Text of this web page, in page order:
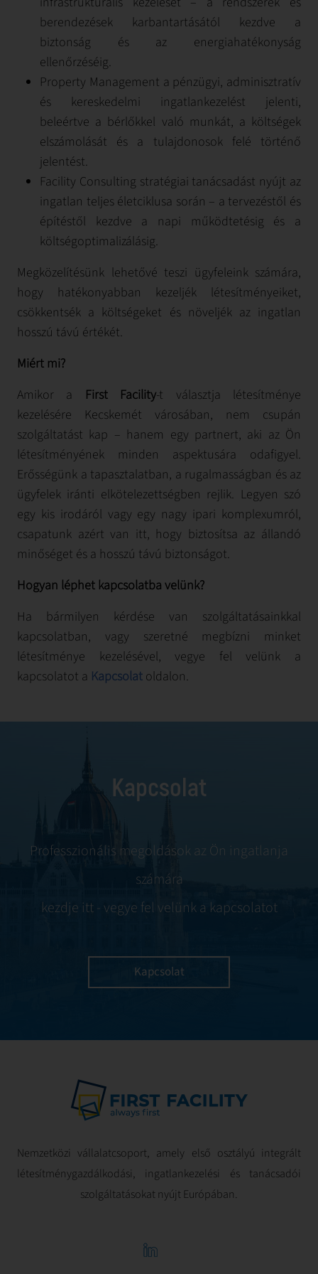
berendezések karbantartásától kezdve a
biztonság és az energiahatékonyság
ellenőrzéséig.
Property Management a pénzügyi, adminisztratív
és kereskedelmi ingatlankezelést jelenti,
beleértve a bérlőkkel való munkát, a költségek
elszámolását és a tulajdonosok felé történő
jelentést.
Facility Consulting stratégiai tanácsadást nyújt az
ingatlan teljes életciklusa során – a tervezéstől és
építéstől kezdve a napi működtetésig és a
költségoptimalizálásig.
Megközelítésünk lehetővé teszi ügyfeleink számára,
hogy hatékonyabban kezeljék létesítményeiket,
csökkentsék a költségeket és növeljék az ingatlan
hosszú távú értékét.
Miért mi?
Amikor a First Facility-t választja létesítménye
kezelésére Kecskemét városában, nem csupán
szolgáltatást kap – hanem egy partnert, aki az Ön
létesítményének minden aspektusára odafigyel.
Erősségünk a tapasztalatban, a rugalmasságban és az
ügyfelek iránti elkötelezettségben rejlik. Legyen szó
egy kis irodáról vagy egy nagy ipari komplexumról,
csapatunk azért van itt, hogy biztosítsa az állandó
minőséget és a hosszú távú biztonságot.
Hogyan léphet kapcsolatba velünk?
Ha bármilyen kérdése van szolgáltatásainkkal
kapcsolatban, vagy szeretné megbízni minket
létesítménye kezelésével, vegye fel velünk a
kapcsolatot a Kapcsolat oldalon.
Kapcsolat
Professzionális megoldások az Ön ingatlanja
számára
kezdje itt - vegye fel velünk a kapcsolatot
Kapcsolat
Nemzetközi vállalatcsoport, amely első osztályú integrált
létesítménygazdálkodási, ingatlankezelési és tanácsadói
szolgáltatásokat nyújt Európában.